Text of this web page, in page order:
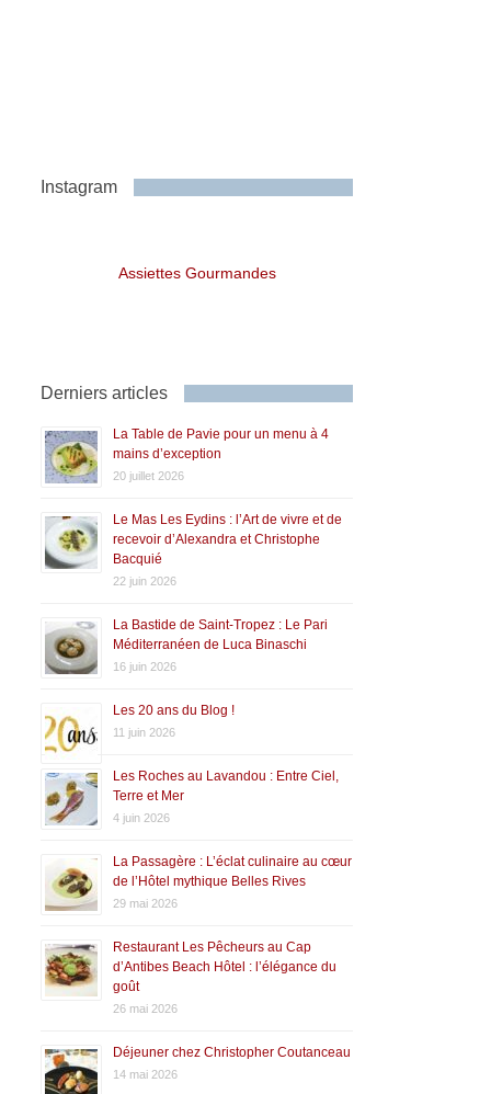
Instagram
Assiettes Gourmandes
Derniers articles
La Table de Pavie pour un menu à 4
mains d’exception
20 juillet 2026
Le Mas Les Eydins : l’Art de vivre et de
recevoir d’Alexandra et Christophe
Bacquié
22 juin 2026
La Bastide de Saint-Tropez : Le Pari
Méditerranéen de Luca Binaschi
16 juin 2026
Les 20 ans du Blog !
11 juin 2026
Les Roches au Lavandou : Entre Ciel,
Terre et Mer
4 juin 2026
La Passagère : L’éclat culinaire au cœur
de l’Hôtel mythique Belles Rives
29 mai 2026
Restaurant Les Pêcheurs au Cap
d’Antibes Beach Hôtel : l’élégance du
goût
26 mai 2026
Déjeuner chez Christopher Coutanceau
14 mai 2026